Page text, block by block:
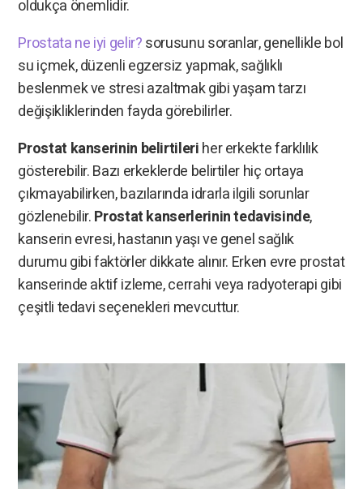
oldukça önemlidir.
Prostata ne iyi gelir?sorusunu soranlar, genellikle bol
su içmek, düzenli egzersiz yapmak, sağlıklı
beslenmek ve stresi azaltmak gibi yaşam tarzı
değişikliklerinden fayda görebilirler.
Prostat kanserinin belirtileriher erkekte farklılık
gösterebilir. Bazı erkeklerde belirtiler hiç ortaya
çıkmayabilirken, bazılarında idrarla ilgili sorunlar
gözlenebilir.Prostat kanserlerinin tedavisinde,
kanserin evresi, hastanın yaşı ve genel sağlık
durumu gibi faktörler dikkate alınır. Erken evre prostat
kanserinde aktif izleme, cerrahi veya radyoterapi gibi
çeşitli tedavi seçenekleri mevcuttur.